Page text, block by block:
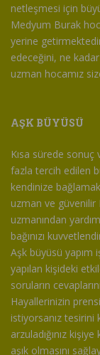
netleşmesi için
Medyum Burak
yerine
edeceğini, ne
uzman hocamız
AŞK BÜYÜSÜ
Kısa sürede
fazla tercih edilen
kendinize
uzman ve güvenilir
uzmanından
bağınızı
Aşk büyüsü yapım
yapılan kişideki
soruların
Hayallerinizin
istiyorsanız
arzuladığınız
aşık olmasını